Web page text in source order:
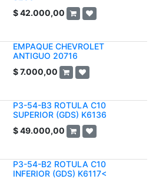
$42.000,00
EMPAQUE CHEVROLET
ANTIGUO 20716
$7.000,00
P3-54-B3 ROTULA C10
SUPERIOR (GDS) K6136
$49.000,00
P3-54-B2 ROTULA C10
INFERIOR (GDS) K6117<